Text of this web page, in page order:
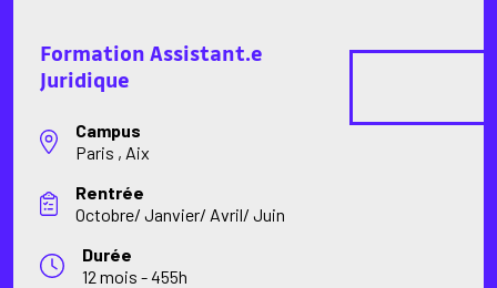
Formation Assistant.e
Juridique
Campus
Paris , Aix
Rentrée
Octobre/ Janvier/ Avril/ Juin
Durée
12 mois - 455h